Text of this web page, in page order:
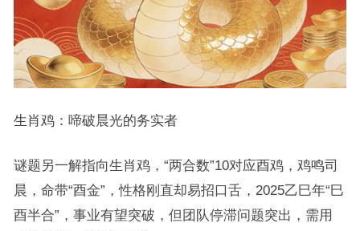
生肖鸡：啼破晨光的务实者
谜题另一解指向生肖鸡，“两合数”10对应酉鸡，鸡鸣司
晨，命带“酉金”，性格刚直却易招口舌，2025乙巳年“巳
酉半合”，事业有望突破，但团队停滞问题突出，需用